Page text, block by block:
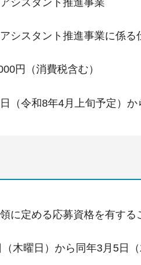
シスタント推進事業に係る
円（消費税含む）
（令和8年4月上旬予定）
に定める応募資格を有する
木曜日）から同年3月5日